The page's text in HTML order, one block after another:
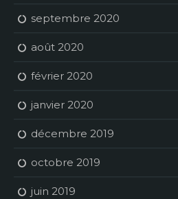
septembre 2020
août 2020
février 2020
janvier 2020
décembre 2019
octobre 2019
juin 2019